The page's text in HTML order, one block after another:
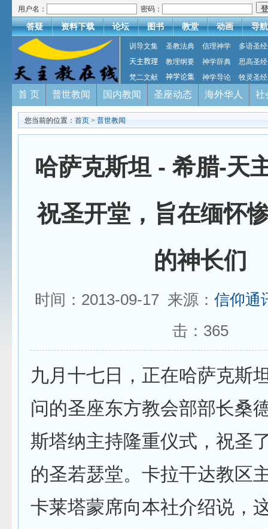
用户名： 密码：
答疑 资料下载 论坛 图书 教堂 动画 导航
训导文集 圣教法典 信理神学
多语圣经
天主教理
教理纲要 神学辞典
思高圣经
梵二文献
神学论集 神学导论 牧灵圣经
首 页 普世教闻 国内教闻 圣座动态 海外华人 社
您当前的位置： 首页 > 普世教闻
哈萨克斯坦 - 希腊-天
祝圣开堂，旨在缅怀
的神长们
时间：2013-09-17 来源： 信仰通
击： 365
九月十七日，正在哈萨克斯
问的圣座东方教会部部长桑
斯塔纳主持隆重仪式，祝圣
的圣若瑟堂。卡拉干达教区
卡莱塔蒙席向本社介绍说，